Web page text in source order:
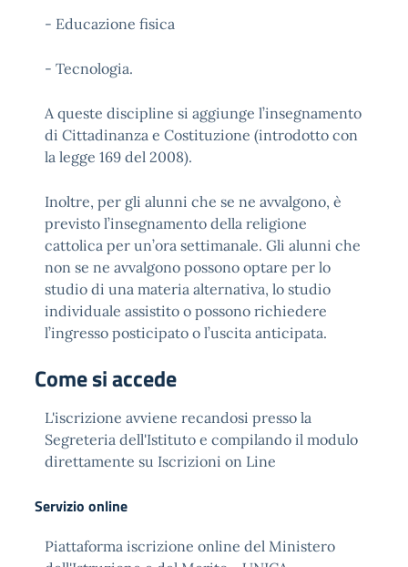
- Educazione fisica
- Tecnologia.
A queste discipline si aggiunge l’insegnamento
di Cittadinanza e Costituzione (introdotto con
la legge 169 del 2008).
Inoltre, per gli alunni che se ne avvalgono, è
previsto l’insegnamento della religione
cattolica per un’ora settimanale. Gli alunni che
non se ne avvalgono possono optare per lo
studio di una materia alternativa, lo studio
individuale assistito o possono richiedere
l’ingresso posticipato o l’uscita anticipata.
Come si accede
L'iscrizione avviene recandosi presso la
Segreteria dell'Istituto e compilando il modulo
direttamente su Iscrizioni on Line
Servizio online
Piattaforma iscrizione online del Ministero